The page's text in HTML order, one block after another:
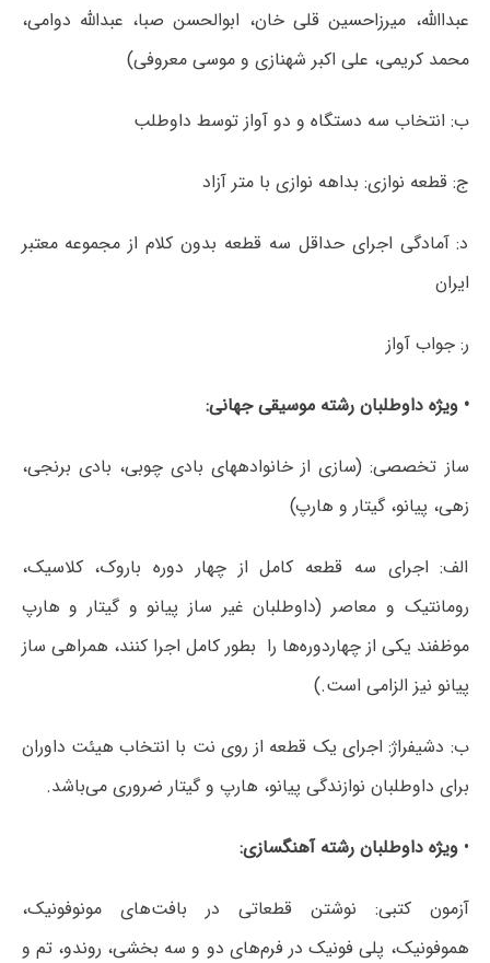
عبداالله، میرزاحسین قلی خان، ابوالحسن صبا، عبدالله دوامی،
محمد کریمی، علی اکبر شهنازی و موسی معروفی)
ب: انتخاب سه دستگاه و دو آواز توسط داوطلب
ج: قطعه نوازی: بداهه نوازی با متر آزاد
د: آمادگی اجرای حداقل سه قطعه بدون کلام از مجموعه معتبر
ایران
ر: جواب آواز
• ویژه داوطلبان رشته موسیقی جهانی:
ساز تخصصی: (سازی از خانواده‎های بادی چوبی، بادی برنجی،
زهی، پیانو، گیتار و هارپ)
الف: اجرای سه قطعه کامل از چهار دوره باروک، کلاسیک،
رومانتیک و معاصر (داوطلبان غیر ساز پیانو و گیتار و هارپ
موظفند یکی از چهاردوره‌ها را بطور کامل اجرا کنند، همراهی ساز
پیانو نیز الزامی است.)
ب: دشیفراژ: اجرای یک قطعه از روی نت با انتخاب هیئت داوران
برای داوطلبان نوازندگی پیانو، هارپ و گیتار ضروری می‌باشد.
• ویژه داوطلبان رشته آهنگسازی:
آزمون کتبی: نوشتن قطعاتی در بافت‌های مونوفونیک،
هموفونیک، پلی فونیک در فرم‌های دو و سه بخشی، روندو، تم و